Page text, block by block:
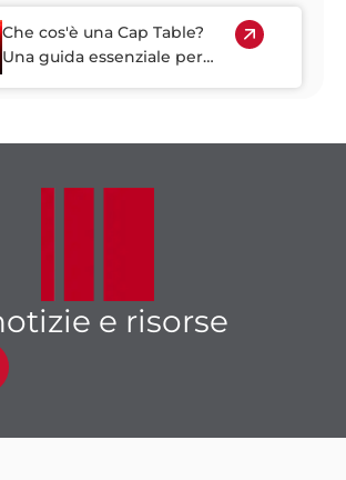
Che cos'è una Cap Table?
Una guida essenziale per
e risorse